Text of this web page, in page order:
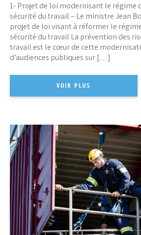
1- Projet de loi modernisant le régime
sécurité du travail – Le ministre Jean
projet de loi visant à réformer le
sécurité du travail La prévention des
travail est le cœur de cette
d’audiences publiques sur […]
VOIR PLUS